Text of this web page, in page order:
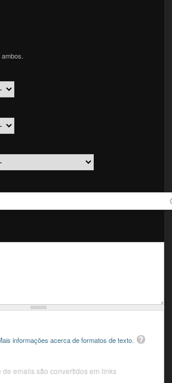
informações acerca de formatos de texto.
de emails são convertidos em links